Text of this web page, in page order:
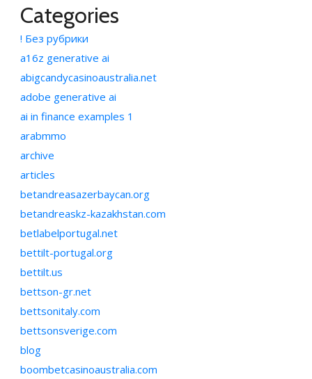
Categories
! Без рубрики
a16z generative ai
abigcandycasinoaustralia.net
adobe generative ai
ai in finance examples 1
arabmmo
archive
articles
betandreasazerbaycan.org
betandreaskz-kazakhstan.com
betlabelportugal.net
bettilt-portugal.org
bettilt.us
bettson-gr.net
bettsonitaly.com
bettsonsverige.com
blog
boombetcasinoaustralia.com